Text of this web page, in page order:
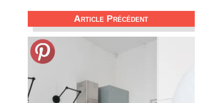
Article Précédent